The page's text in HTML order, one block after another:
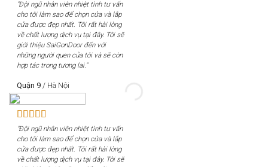
"Đội ngũ nhân viên nhiệt tình tư vấn
cho tôi làm sao để chọn cửa và lắp
cửa được đẹp nhất. Tôi rất hài lòng
về chất lượng dịch vụ tại đây. Tôi sẽ
giới thiệu SaiGonDoor đến với
những người quen của tôi và sẽ còn
hợp tác trong tương lai."
Quận 9 / Hà Nội
"Đội ngũ nhân viên nhiệt tình tư vấn
cho tôi làm sao để chọn cửa và lắp
cửa được đẹp nhất. Tôi rất hài lòng
về chất lượng dịch vụ tại đây. Tôi sẽ